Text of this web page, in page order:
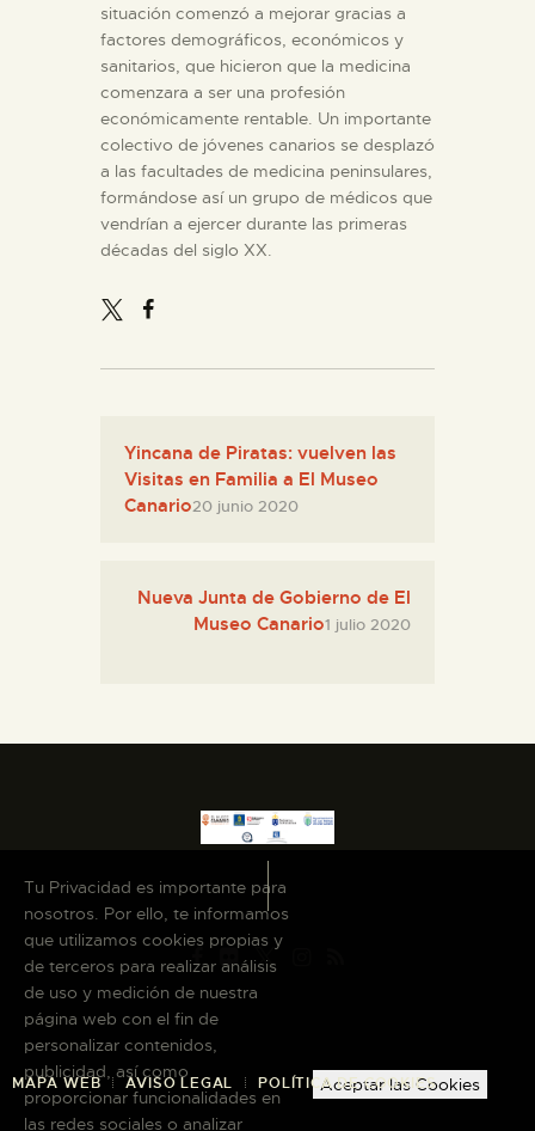
situación comenzó a mejorar gracias a
factores demográficos, económicos y
sanitarios, que hicieron que la medicina
comenzara a ser una profesión
económicamente rentable. Un importante
colectivo de jóvenes canarios se desplazó
a las facultades de medicina peninsulares,
formándose así un grupo de médicos que
vendrían a ejercer durante las primeras
décadas del siglo XX.
Yincana de Piratas: vuelven las
Visitas en Familia a El Museo
Canario20 junio 2020
Nueva Junta de Gobierno de El
Museo Canario1 julio 2020
MAPA WEB AVISO LEGAL POLÍTICA DE COOKIES
Tu Privacidad es importante para
nosotros. Por ello, te informamos
que utilizamos cookies propias y
de terceros para realizar análisis
de uso y medición de nuestra
página web con el fin de
personalizar contenidos,
publicidad, así como
proporcionar funcionalidades en
las redes sociales o analizar
Aceptar las Cookies